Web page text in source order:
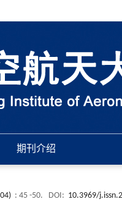
期刊介绍
: 45 -50. DOI: 10.3969/